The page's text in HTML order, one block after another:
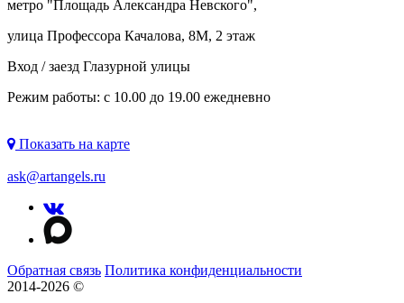
метро "Площадь Александра Невского",
улица Профессора Качалова, 8М, 2 этаж
Вход / заезд Глазурной улицы
Режим работы: с 10.00 до 19.00 ежедневно
Показать на карте
ask@artangels.ru
Обратная связь Политика конфиденциальности
2014-2026 ©